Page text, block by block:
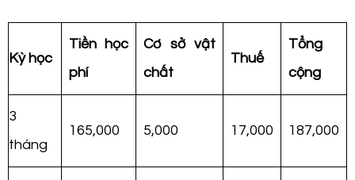
Kỳ học
Tiền học
phí
Cơ sở vật
chất
Thuế
Tổng
cộng
3
tháng
165,000 5,000 17,000 187,000